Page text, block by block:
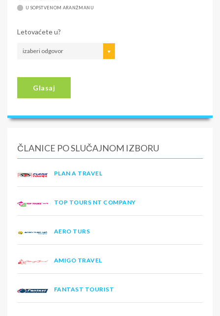
U SOPSTVENOM ARANŽMANU
Letovaćete u?
izaberi odgovor
Glasaj
ČLANICE PO SLUČAJNOM IZBORU
PLAN A TRAVEL
TOP TOURS NT COMPANY
AERO TURS
AMIGO TRAVEL
FANTAST TOURIST